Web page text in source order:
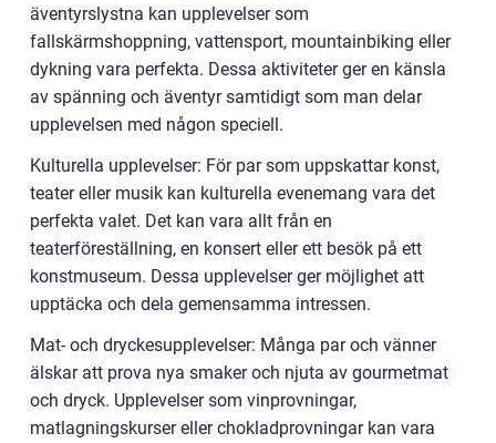
äventyrslystna kan upplevelser som
fallskärmshoppning, vattensport, mountainbiking eller
dykning vara perfekta. Dessa aktiviteter ger en känsla
av spänning och äventyr samtidigt som man delar
upplevelsen med någon speciell.
Kulturella upplevelser: För par som uppskattar konst,
teater eller musik kan kulturella evenemang vara det
perfekta valet. Det kan vara allt från en
teaterföreställning, en konsert eller ett besök på ett
konstmuseum. Dessa upplevelser ger möjlighet att
upptäcka och dela gemensamma intressen.
Mat- och dryckesupplevelser: Många par och vänner
älskar att prova nya smaker och njuta av gourmetmat
och dryck. Upplevelser som vinprovningar,
matlagningskurser eller chokladprovningar kan vara